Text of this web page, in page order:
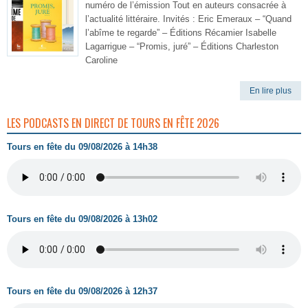
numéro de l’émission Tout en auteurs consacrée à
l’actualité littéraire. Invités : Eric Emeraux – “Quand
l’abîme te regarde” – Éditions Récamier Isabelle
Lagarrigue – “Promis, juré” – Éditions Charleston
Caroline
En lire plus
LES PODCASTS EN DIRECT DE TOURS EN FÊTE 2026
Tours en fête du 09/08/2026 à 14h38
Tours en fête du 09/08/2026 à 13h02
Tours en fête du 09/08/2026 à 12h37